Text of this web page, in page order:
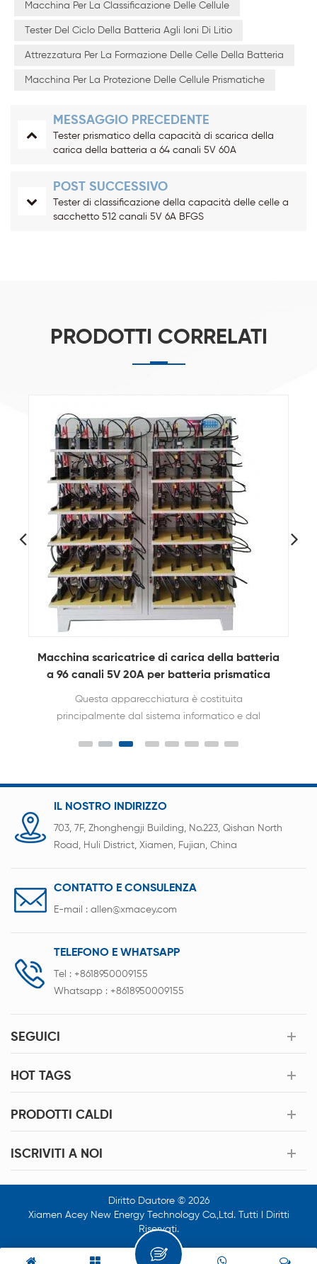
Macchina Per La Classificazione Delle Cellule
Tester Del Ciclo Della Batteria Agli Ioni Di Litio
Attrezzatura Per La Formazione Delle Celle Della Batteria
Macchina Per La Protezione Delle Cellule Prismatiche
MESSAGGIO PRECEDENTE
Tester prismatico della capacità di scarica della
carica della batteria a 64 canali 5V 60A
POST SUCCESSIVO
Tester di classificazione della capacità delle celle a
sacchetto 512 canali 5V 6A BFGS
PRODOTTI CORRELATI
Macchina scaricatrice di carica della batteria
a 96 canali 5V 20A per batteria prismatica
Questa apparecchiatura è costituita
principalmente dal sistema informatico e dal
comprende un dispositivo e posizionato il corpo
della piastra del dispositivo, la carica, la corrente
scarica la sorgente di corrente costante, il circuito
di controllo dell'archiviazione, il circuito di
campionamento della tensione, la CPU di controllo
principale, la memoria dati, il microcontrollore
IL NOSTRO INDIRIZZO
703, 7F, Zhonghengji Building, No.223, Qishan North
Road, Huli District, Xiamen, Fujian, China
CONTATTO E CONSULENZA
E-mail : allen@xmacey.com
TELEFONO E WHATSAPP
Tel : +8618950009155
Whatsapp : +8618950009155
SEGUICI
HOT TAGS
PRODOTTI CALDI
ISCRIVITI A NOI
Diritto Dautore © 2026
Xiamen Acey New Energy Technology Co.,Ltd. Tutti I Diritti
Riservati.